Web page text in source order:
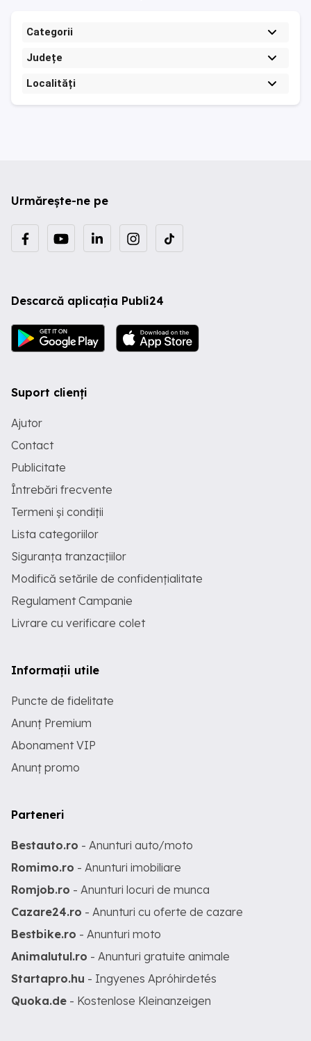
Categorii
Județe
Localități
Urmărește-ne pe
Descarcă aplicația Publi24
Suport clienți
Ajutor
Contact
Publicitate
Întrebări frecvente
Termeni și condiții
Lista categoriilor
Siguranța tranzacțiilor
Modifică setările de confidențialitate
Regulament Campanie
Livrare cu verificare colet
Informații utile
Puncte de fidelitate
Anunț Premium
Abonament VIP
Anunț promo
Parteneri
Bestauto.ro - Anunturi auto/moto
Romimo.ro - Anunturi imobiliare
Romjob.ro - Anunturi locuri de munca
Cazare24.ro - Anunturi cu oferte de cazare
Bestbike.ro - Anunturi moto
Animalutul.ro - Anunturi gratuite animale
Startapro.hu - Ingyenes Apróhirdetés
Quoka.de - Kostenlose Kleinanzeigen